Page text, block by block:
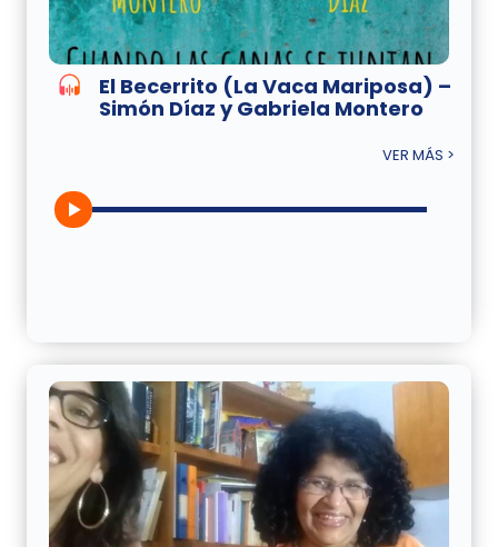
El Becerrito (La Vaca Mariposa) –
Simón Díaz y Gabriela Montero
VER MÁS >